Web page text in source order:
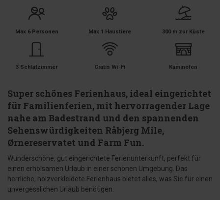
Max 6 Personen Max 1 Haustiere 300 m zur Küste
3 Schlafzimmer Gratis Wi-Fi Kaminofen
Super schönes Ferienhaus, ideal eingerichtet
für Familienferien, mit hervorragender Lage
nahe am Badestrand und den spannenden
Sehenswürdigkeiten Råbjerg Mile,
Ørnereservatet und Farm Fun.
Wunderschöne, gut eingerichtete Ferienunterkunft, perfekt für
einen erholsamen Urlaub in einer schönen Umgebung. Das
herrliche, holzverkleidete Ferienhaus bietet alles, was Sie für einen
unvergesslichen Urlaub benötigen.